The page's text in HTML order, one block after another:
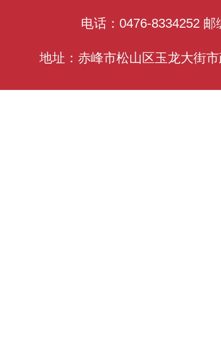
电话：0476-8334252 邮
地址：赤峰市松山区玉龙大街